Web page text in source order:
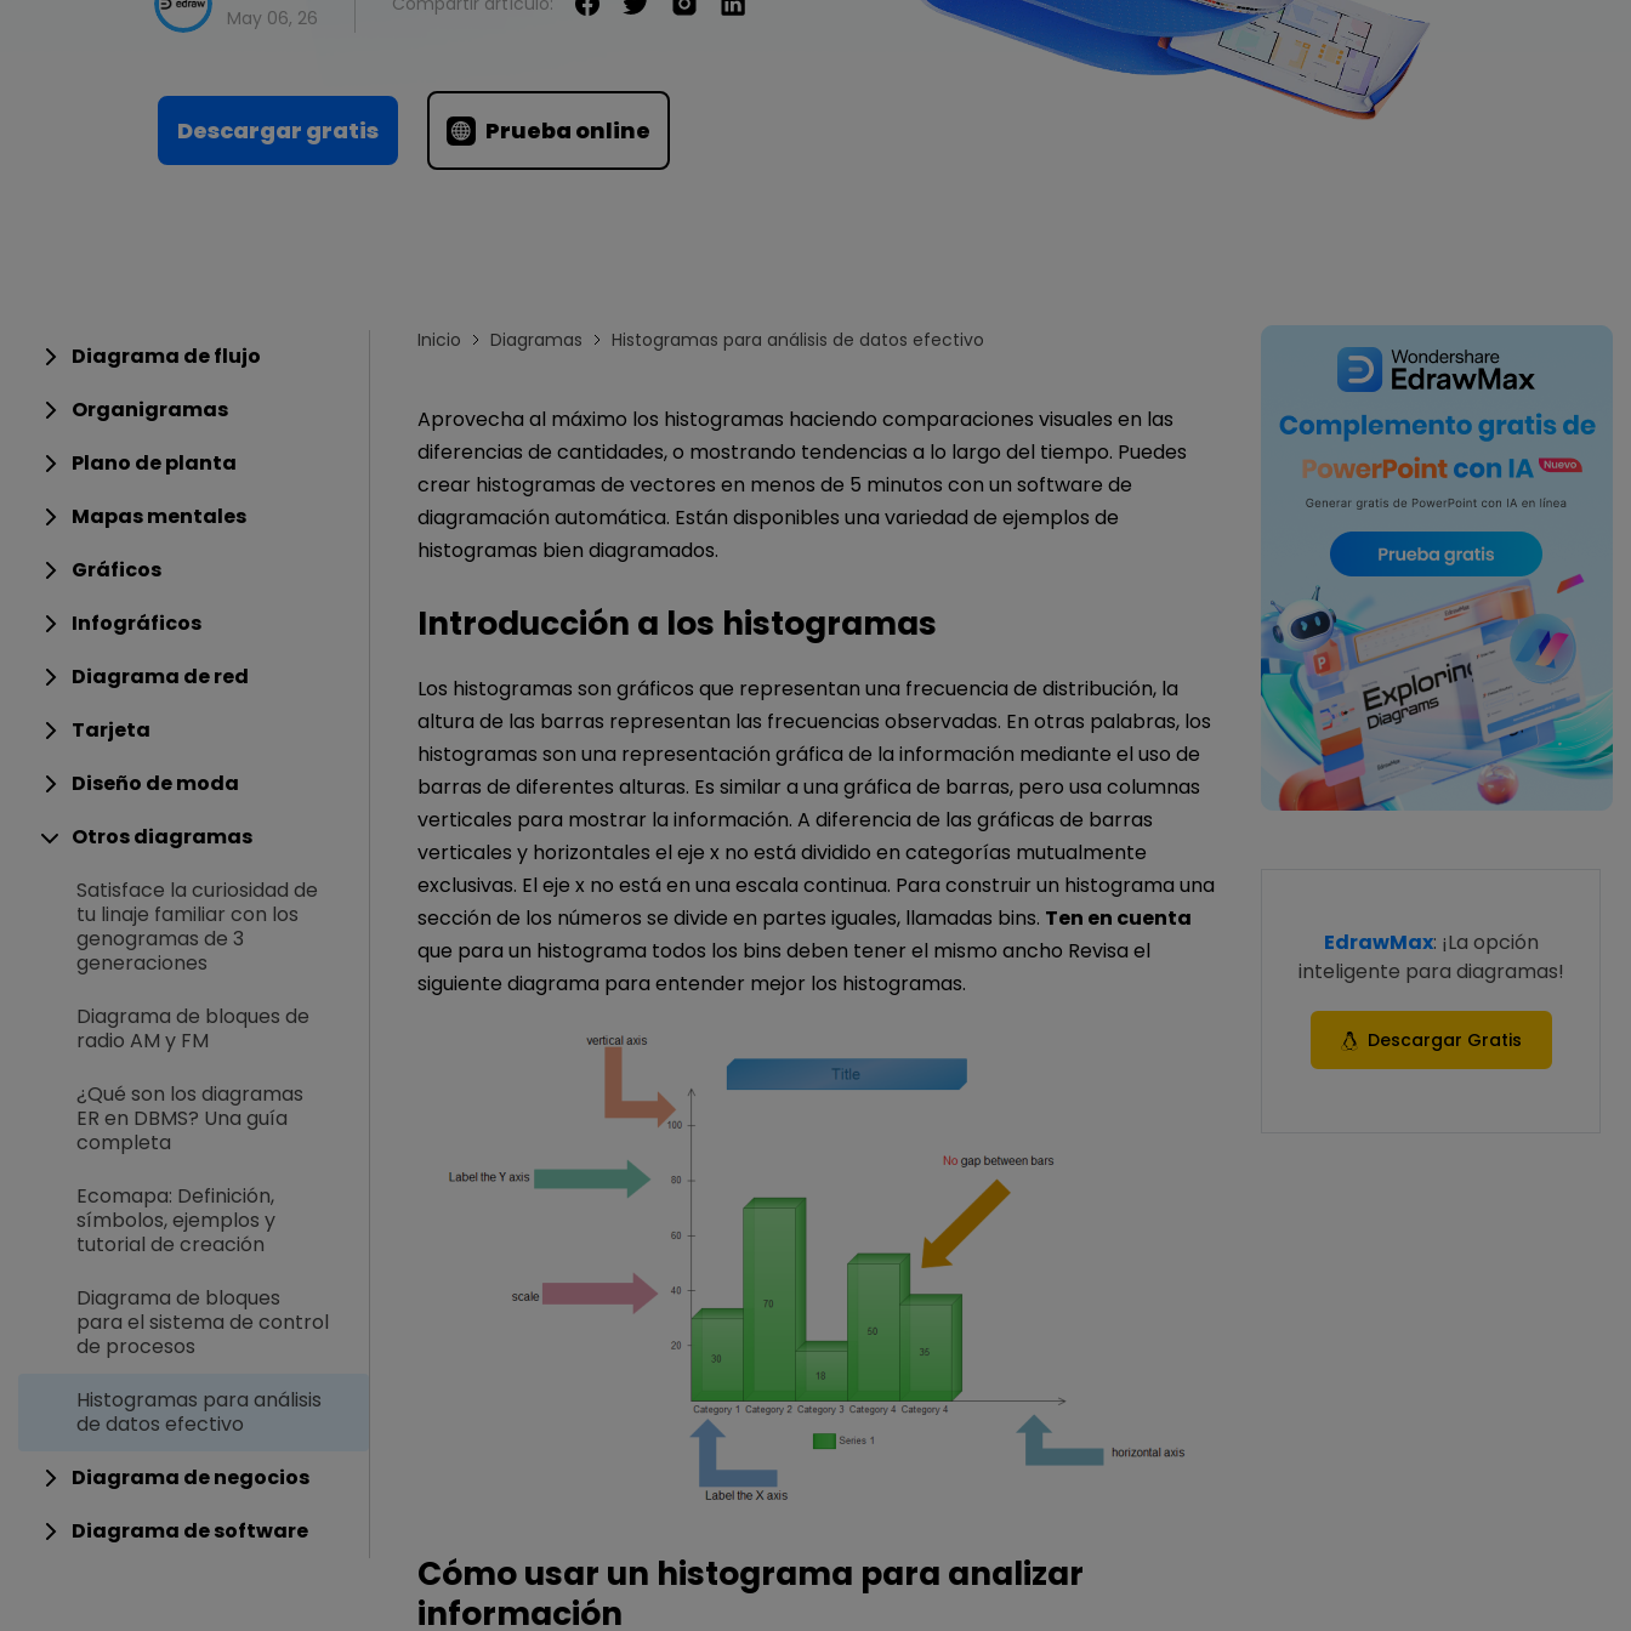
Centro de conocimientos
IA de EdrawMind
Creador de IA para
mapa mental.
Para EdrawMax > Para EdrawMind >
May 06, 26
Descargar gratis Prueba online
Diagrama de flujo
Organigramas
Plano de planta
Mapas mentales
Gráficos
Infográficos
Diagrama de red
Tarjeta
Diseño de moda
Otros diagramas
Satisface la curiosidad de
tu linaje familiar con los
genogramas de 3
generaciones
Diagrama de bloques de
radio AM y FM
¿Qué son los diagramas
ER en DBMS? Una guía
completa
Ecomapa: Definición,
símbolos, ejemplos y
tutorial de creación
Diagrama de bloques
para el sistema de control
de procesos
Histogramas para análisis
de datos efectivo
Diagrama de negocios
Diagrama de software
Inicio Diagramas Histogramas para análisis de datos efectivo
Aprovecha al máximo los histogramas haciendo comparaciones visuales en las
diferencias de cantidades, o mostrando tendencias a lo largo del tiempo. Puedes
crear histogramas de vectores en menos de 5 minutos con un software de
diagramación automática. Están disponibles una variedad de ejemplos de
histogramas bien diagramados.
Introducción a los histogramas
Los histogramas son gráficos que representan una frecuencia de distribución, la
altura de las barras representan las frecuencias observadas. En otras palabras, los
histogramas son una representación gráfica de la información mediante el uso de
barras de diferentes alturas. Es similar a una gráfica de barras, pero usa columnas
verticales para mostrar la información. A diferencia de las gráficas de barras
verticales y horizontales el eje x no está dividido en categorías mutualmente
exclusivas. El eje x no está en una escala continua. Para construir un histograma una
sección de los números se divide en partes iguales, llamadas bins. Ten en cuenta
que para un histograma todos los bins deben tener el mismo ancho Revisa el
siguiente diagrama para entender mejor los histogramas.
Cómo usar un histograma para analizar
información
EdrawMax: ¡La opción
inteligente para diagramas!
Descargar Gratis